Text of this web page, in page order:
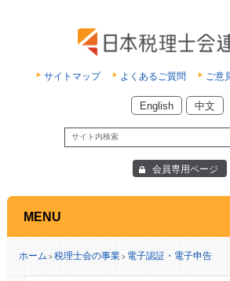
サイトマップ よくあるご質問 ご意
English 中文
会員専用ページ
MENU
ホーム > 税理士会の事業> 電子認証・電子申告